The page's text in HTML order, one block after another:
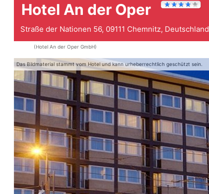
Hotel An der Oper
Straße der Nationen 56, 09111 Chemnitz, Deutschland
(Hotel An der Oper GmbH)
Das Bildmaterial stammt vom Hotel und kann urheberrechtlich geschützt sein.